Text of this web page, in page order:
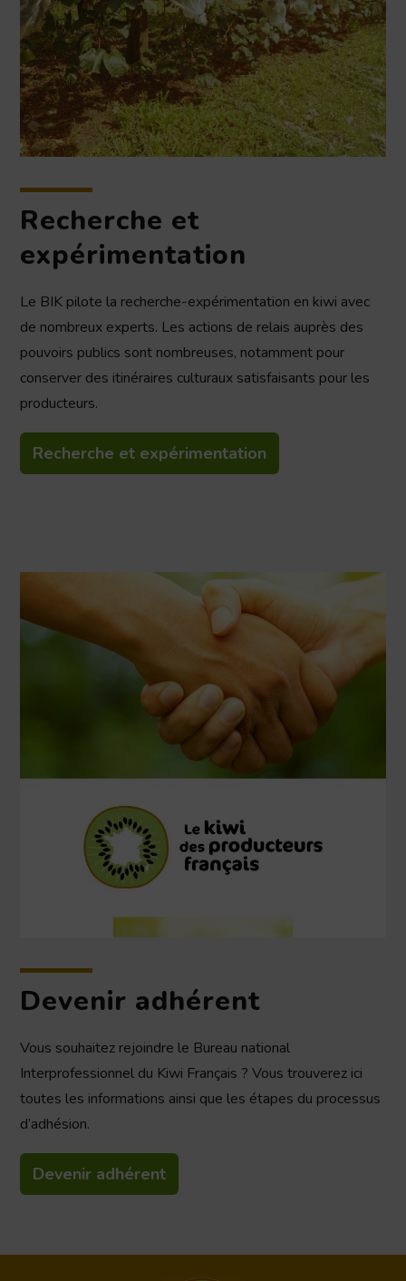
Recherche et
expérimentation
Le BIK pilote la recherche-expérimentation en kiwi avec
de nombreux experts. Les actions de relais auprès des
pouvoirs publics sont nombreuses, notamment pour
conserver des itinéraires culturaux satisfaisants pour les
producteurs.
Recherche et expérimentation
Devenir adhérent
Vous souhaitez rejoindre le Bureau national
Interprofessionnel du Kiwi Français ? Vous trouverez ici
toutes les informations ainsi que les étapes du processus
d’adhésion.
Devenir adhérent